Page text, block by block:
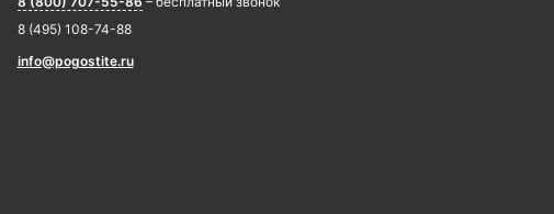
8 (495) 108-74-88
info@pogostite.ru